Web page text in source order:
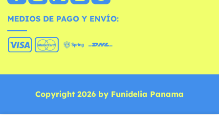
MEDIOS DE PAGO Y ENVÍO:
Copyright 2026 by Funidelia Panama